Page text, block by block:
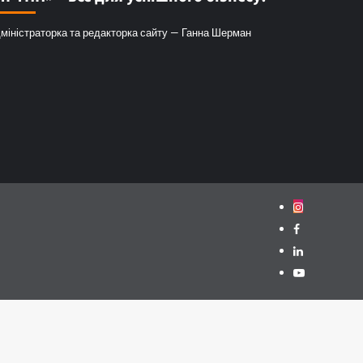
та редакторка сайту — Ганна Шерман